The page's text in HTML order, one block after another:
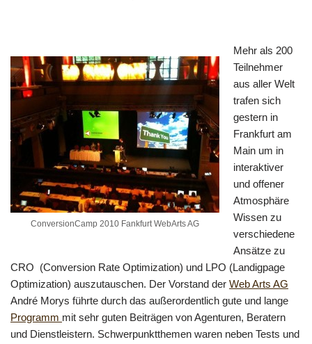
ConversionCamp 2010 Fankfurt WebArts AG
Mehr als 200
Teilnehmer
aus aller Welt
trafen sich
gestern in
Frankfurt am
Main um in
interaktiver
und offener
Atmosphäre
Wissen zu
verschiedene
Ansätze zu
CRO (Conversion Rate Optimization) und LPO (Landigpage
Optimization) auszutauschen. Der Vorstand der Web Arts AG
André Morys führte durch das außerordentlich gute und lange
Programm mit sehr guten Beiträgen von Agenturen, Beratern
und Dienstleistern. Schwerpunktthemen waren neben Tests und